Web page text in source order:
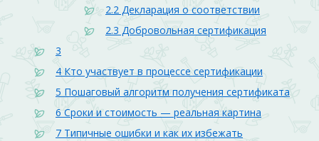
2.2 Декларация о соответствии
2.3 Добровольная сертификация
3
4 Кто участвует в процессе сертификации
5 Пошаговый алгоритм получения сертификата
6 Сроки и стоимость — реальная картина
7 Типичные ошибки и как их избежать